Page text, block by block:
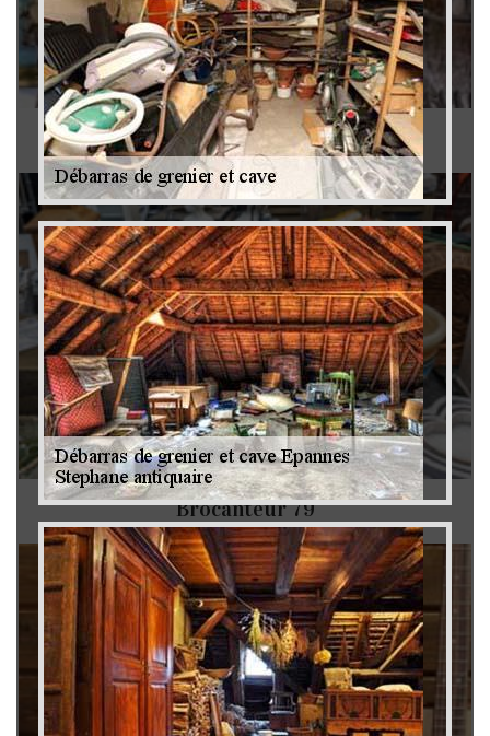
Antiquaire 79
Brocanteur 79